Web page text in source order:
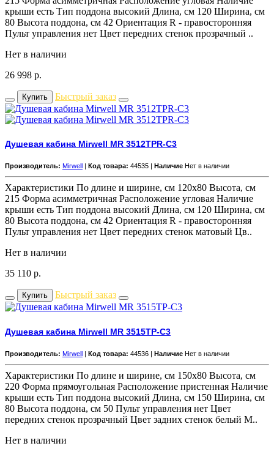
крыши есть Тип поддона высокий Длина, см 120 Ширина, см
80 Высота поддона, см 42 Ориентация R - правосторонняя
Пульт управления нет Цвет передних стенок прозрачный ..
Нет в наличии
26 998 р.
Купить Быстрый заказ
Душевая кабина Mirwell MR 3512TPR-C3
Производитель: Mirwell Код товара: 44535 | Наличие Нет в наличии
Характеристики По длине и ширине, см 120x80 Высота, см
215 Форма асимметричная Расположение угловая Наличие
крыши есть Тип поддона высокий Длина, см 120 Ширина, см
80 Высота поддона, см 42 Ориентация R - правосторонняя
Пульт управления нет Цвет передних стенок матовый Цв..
Нет в наличии
35 110 р.
Купить Быстрый заказ
Душевая кабина Mirwell MR 3515TP-C3
Производитель: Mirwell | Код товара: 44536 | Наличие Нет в наличии
Характеристики По длине и ширине, см 150x80 Высота, см
220 Форма прямоугольная Расположение пристенная Наличие
крыши есть Тип поддона высокий Длина, см 150 Ширина, см
80 Высота поддона, см 50 Пульт управления нет Цвет
передних стенок прозрачный Цвет задних стенок белый М..
Нет в наличии